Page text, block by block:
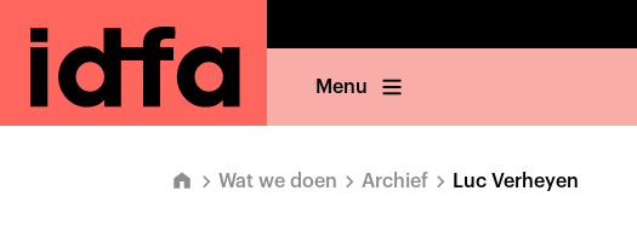
Menu
Wat we doen Archief Luc Verheyen